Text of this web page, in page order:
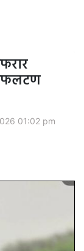
फलटण
01:02 pm